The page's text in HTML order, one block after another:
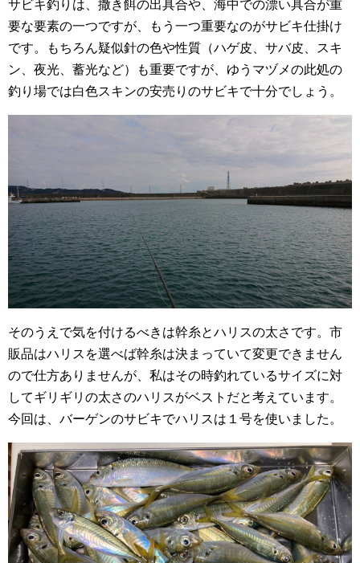
サビキ釣りは、撒き餌の出具合や、海中での漂い具合が重
要な要素の一つですが、もう一つ重要なのがサビキ仕掛け
です。もちろん疑似針の色や性質（ハゲ皮、サバ皮、スキ
ン、夜光、蓄光など）も重要ですが、ゆうマヅメの此処の
釣り場では白色スキンの安売りのサビキで十分でしょう。
そのうえで気を付けるべきは幹糸とハリスの太さです。市
販品はハリスを選べば幹糸は決まっていて変更できません
ので仕方ありませんが、私はその時釣れているサイズに対
してギリギリの太さのハリスがベストだと考えています。
今回は、バーゲンのサビキでハリスは１号を使いました。